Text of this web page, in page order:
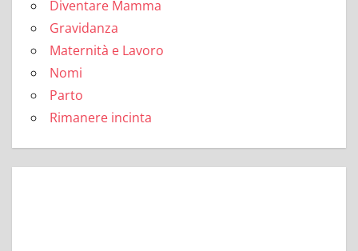
Diventare Mamma
Gravidanza
Maternità e Lavoro
Nomi
Parto
Rimanere incinta